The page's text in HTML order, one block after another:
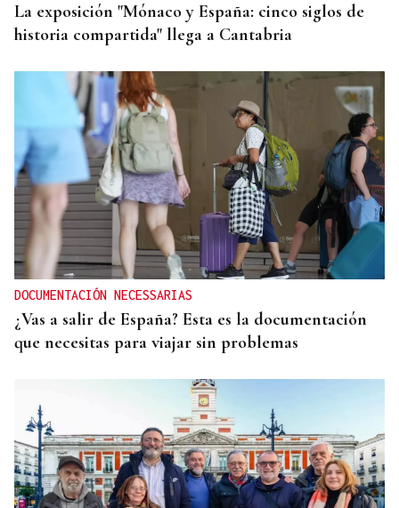
La exposición "Mónaco y España: cinco siglos de
historia compartida" llega a Cantabria
DOCUMENTACIÓN NECESSARIAS
¿Vas a salir de España? Esta es la documentación
que necesitas para viajar sin problemas